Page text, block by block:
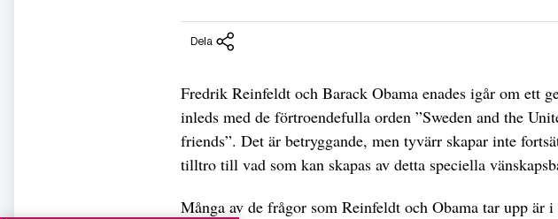
Dela
Fredrik Reinfeldt och Barack Obama enades igår om ett
inleds med de förtroendefulla orden ”Sweden and the
friends”. Det är betryggande, men tyvärr skapar inte
tilltro till vad som kan skapas av detta speciella
Många av de frågor som Reinfeldt och Obama tar upp är